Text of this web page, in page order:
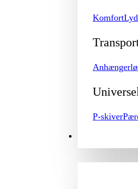
KomfortLyd
P-skiver